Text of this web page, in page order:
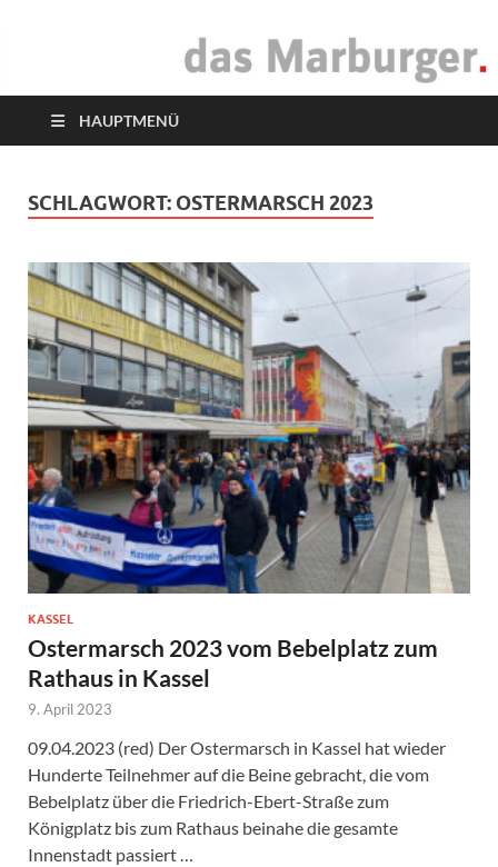
das Marburger.
HAUPTMENÜ
SCHLAGWORT: OSTERMARSCH 2023
KASSEL
Ostermarsch 2023 vom Bebelplatz zum
Rathaus in Kassel
9. April 2023
09.04.2023 (red) Der Ostermarsch in Kassel hat wieder
Hunderte Teilnehmer auf die Beine gebracht, die vom
Bebelplatz über die Friedrich-Ebert-Straße zum
Königplatz bis zum Rathaus beinahe die gesamte
Innenstadt passiert …